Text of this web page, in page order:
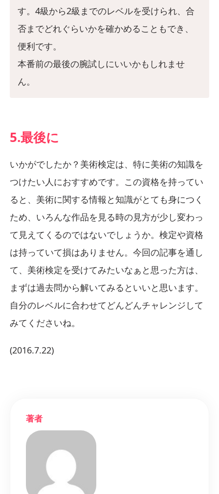
す。4級から2級までのレベルを受けられ、合
否までどれぐらいかを確かめることもでき、
便利です。
本番前の最後の腕試しにいいかもしれませ
ん。
5.最後に
いかがでしたか？美術検定は、特に美術の知識を
つけたい人におすすめです。この資格を持ってい
ると、美術に関する情報と知識がとても身につく
ため、いろんな作品を見る時の見方が少し変わっ
て見えてくるのではないでしょうか。検定や資格
は持っていて損はありません。今回の記事を通し
て、美術検定を受けてみたいなぁと思った方は、
まずは過去問から解いてみるといいと思います。
自分のレベルに合わせてどんどんチャレンジして
みてくださいね。
(2016.7.22)
著者